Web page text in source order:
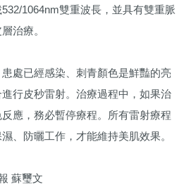
1064nm雙重波長，並具有雙重脈
治療。
處已經感染、刺青顏色是鮮豔的亮
行皮秒雷射。治療過程中，如果治
應，務必暫停療程。所有雷射療程
、防曬工作，才能維持美肌效果。
蘇璽文